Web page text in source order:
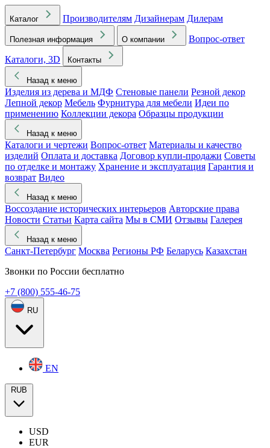
Каталог Производителям Дизайнерам Дилерам
Полезная информация О компании
Вопрос-ответ
Каталоги, 3D
Контакты
Назад к меню
Изделия из дерева и МДФ Стеновые панели Резной декор
Лепной декор Мебель Фурнитура для мебели Идеи по
применению Коллекции декора Образцы продукции
Назад к меню
Каталоги и чертежи Вопрос-ответ Материалы и качество
изделий Оплата и доставка Договор купли-продажи Советы
по отделке и монтажу Хранение и эксплуатация Гарантия и
возврат Видео
Назад к меню
Воссоздание исторических интерьеров Авторские права
Новости Статьи Карта сайта Мы в СМИ Отзывы Галерея
Назад к меню
Санкт-Петербург Москва Регионы РФ Беларусь Казахстан
Звонки по России бесплатно
+7 (800) 555-46-75
RU
EN
RUB
USD
EUR